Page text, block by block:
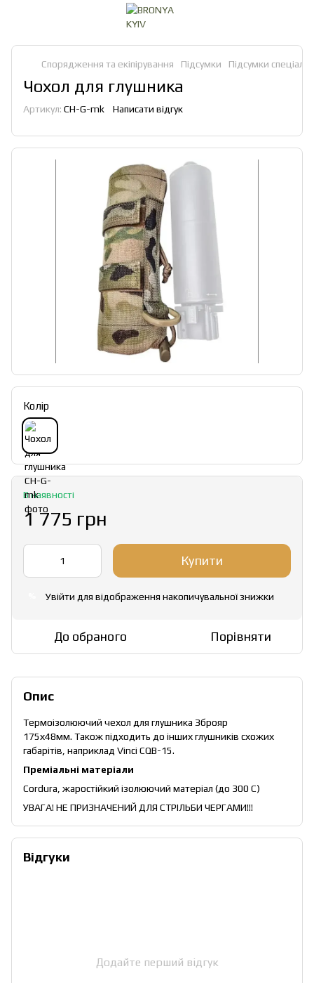
Спорядження та екіпірування Підсумки Підсумки
Чохол для глушника
Артикул: CH-G-mk Написати відгук
Колір
В наявності
1 775 грн
Купити
Увійти для відображення накопичувальної знижки
До обраного Порівняти
Опис
Термоізолюючий чехол для глушника Зброяр
175х48мм. Також підходить до інших глушників схожих
габарітів, наприклад Vinci CQB-15.
Преміальні матеріали
Cordura, жаростійкий ізолюючий матеріал (до 300 С)
УВАГА! НЕ ПРИЗНАЧЕНИЙ ДЛЯ СТРІЛЬБИ ЧЕРГАМИ!!!
Відгуки
Додайте перший відгук